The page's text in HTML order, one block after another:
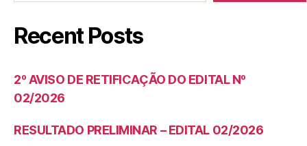
Recent Posts
2º AVISO DE RETIFICAÇÃO DO EDITAL Nº
02/2026
RESULTADO PRELIMINAR – EDITAL 02/2026